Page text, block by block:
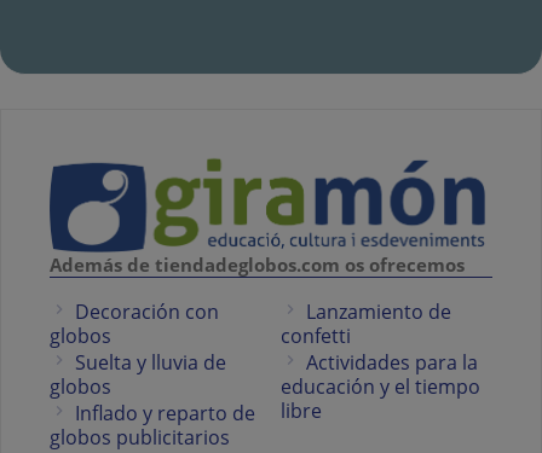
Además de tiendadeglobos.com os ofrecemos
Decoración con
globos
Suelta y lluvia de
globos
Inflado y reparto de
globos publicitarios
Lanzamiento de
confetti
Actividades para la
educación y el tiempo
libre